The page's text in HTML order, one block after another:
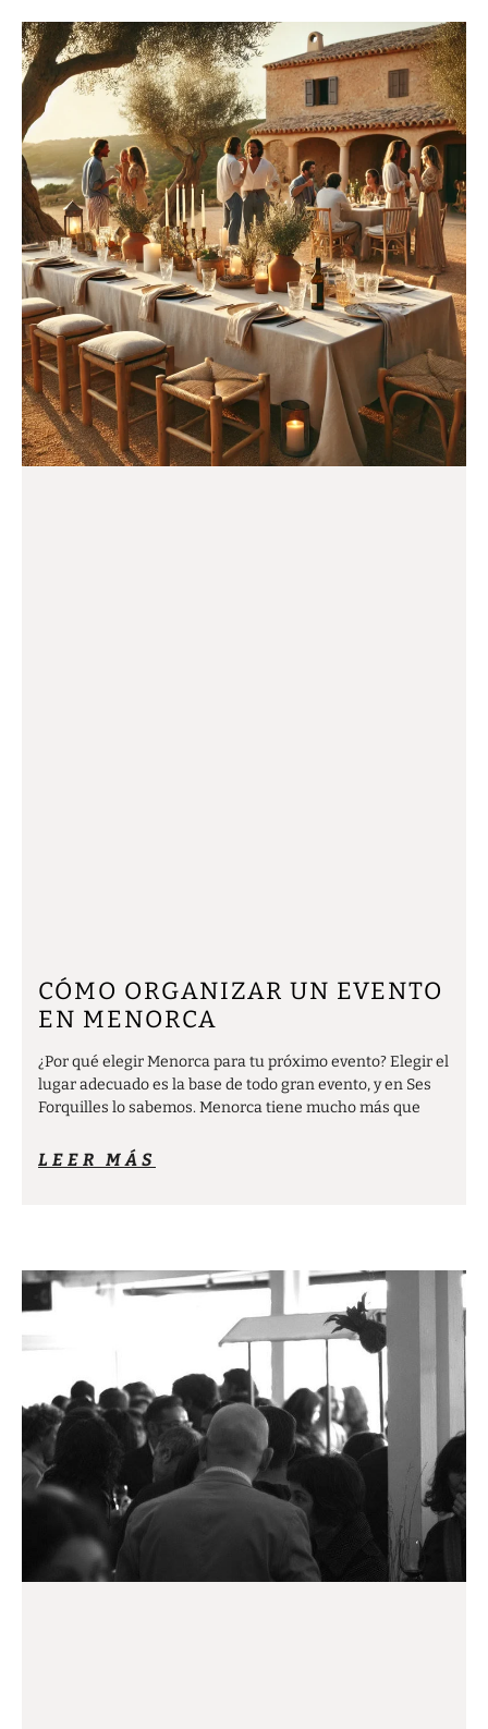
CÓMO ORGANIZAR UN EVENTO
EN MENORCA
¿Por qué elegir Menorca para tu próximo evento? Elegir el
lugar adecuado es la base de todo gran evento, y en Ses
Forquilles lo sabemos. Menorca tiene mucho más que
LEER MÁS